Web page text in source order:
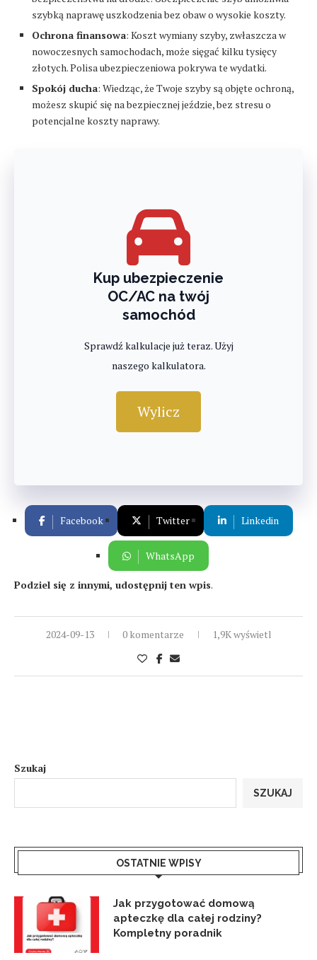
szybką naprawę uszkodzenia bez obaw o wysokie koszty.
Ochrona finansowa: Koszt wymiany szyby, zwłaszcza w
nowoczesnych samochodach, może sięgać kilku tysięcy
złotych. Polisa ubezpieczeniowa pokrywa te wydatki.
Spokój ducha: Wiedząc, że Twoje szyby są objęte ochroną,
możesz skupić się na bezpiecznej jeździe, bez stresu o
potencjalne koszty naprawy.
Kup ubezpieczenie
OC/AC na twój
samochód
Sprawdź kalkulacje już teraz. Użyj
naszego kalkulatora.
Wylicz
Facebook Twitter Linkedin
WhatsApp
Podziel się z innymi, udostępnij ten wpis.
2024-09-13 0 komentarze 1,9K wyświetl
Szukaj
SZUKAJ
OSTATNIE WPISY
Jak przygotować domową
apteczkę dla całej rodziny?
Kompletny poradnik